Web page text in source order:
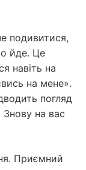
подивитися,
йде. Це
навіть на
на мене».
погляд
на вас
Приємний